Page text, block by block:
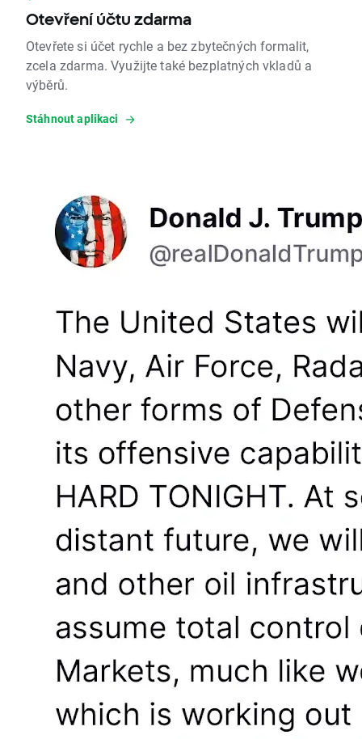
Otevření účtu zdarma
Otevřete si účet rychle a bez zbytečných formalit,
zcela zdarma. Využijte také bezplatných vkladů a
výběrů.
Stáhnout aplikaci